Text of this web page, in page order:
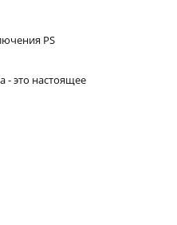
PS
- это настоящее